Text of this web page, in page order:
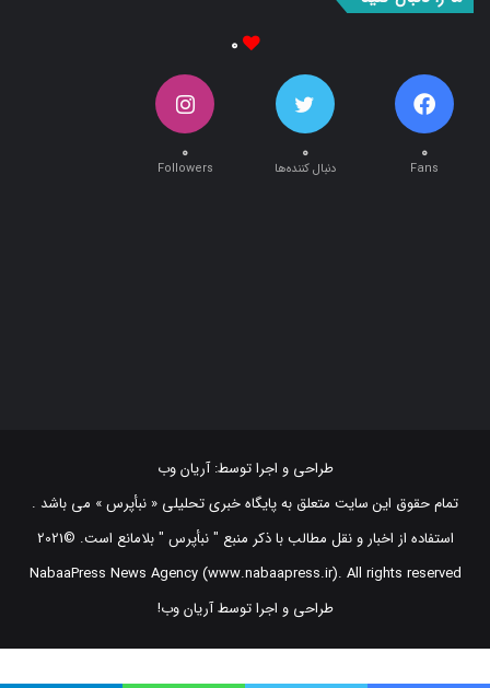
تمام حقوق این سایت متعلق به پایگاه خبری تحلیلی « نبأپرس » می باشد .
استفاده از اخبار و نقل مطالب با ذکر منبع "‌ نبأپرس " بلامانع است. ©2021
NabaaPress News Agency (www.nabaapress.ir). All rights reserved
طراحی و اجرا توسط آریان وب!